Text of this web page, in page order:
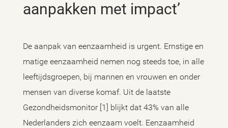
aanpakken met impact’
De aanpak van eenzaamheid is urgent. Ernstige en
matige eenzaamheid nemen nog steeds toe, in alle
leeftijdsgroepen, bij mannen en vrouwen en onder
mensen van diverse komaf. Uit de laatste
Gezondheidsmonitor [1] blijkt dat 43% van alle
Nederlanders zich eenzaam voelt. Eenzaamheid